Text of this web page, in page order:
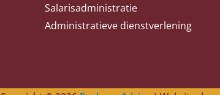
Salarisadministratie
Administratieve dienstverlening